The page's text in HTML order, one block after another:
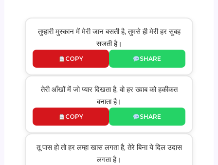
तुम्हारी मुस्कान में मेरी जान बसती है, तुमसे ही मेरी हर सुबह
सजती है।
COPY SHARE
तेरी आँखों में जो प्यार दिखता है, वो हर ख्वाब को हकीकत
बनाता है।
COPY SHARE
तू पास हो तो हर लम्हा खास लगता है, तेरे बिना ये दिल उदास
लगता है।